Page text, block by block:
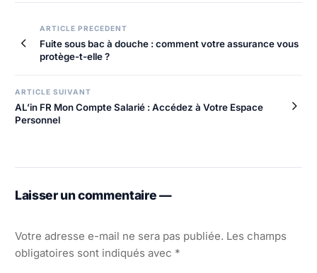
Navigation
de
l’article
ARTICLE PRECEDENT
Fuite sous bac à douche : comment votre assurance vous
protège-t-elle ?
ARTICLE SUIVANT
AL’in FR Mon Compte Salarié : Accédez à Votre Espace
Personnel
Laisser un commentaire —
Votre adresse e-mail ne sera pas publiée. Les champs
obligatoires sont indiqués avec *